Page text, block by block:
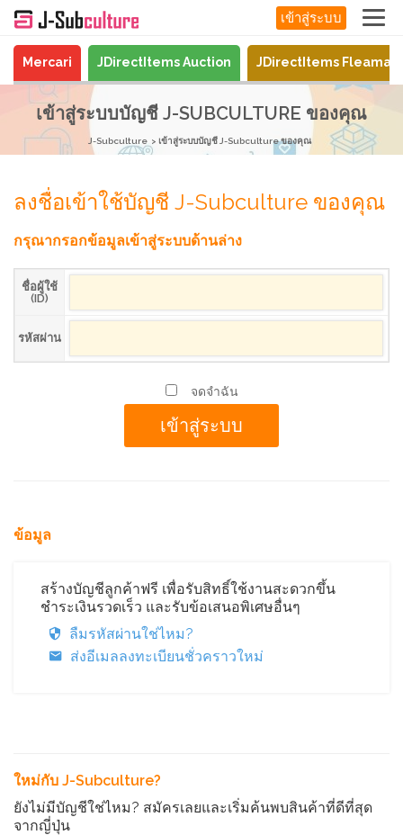
เข้าสู่ระบบ
Mercari JDirectItems Auction JDirectItems
เข้าสู่ระบบบัญชี J-SUBCULTURE ของคุณ
J-Subculture เข้าสู่ระบบบัญชี J-Subculture ของคุณ
ลงชื่อเข้าใช้บัญชี J-Subculture ของคุณ
กรุณากรอกข้อมูลเข้าสู่ระบบด้านล่าง
ชื่อผู้ใช้
(ID)
รหัสผ่าน
จดจำฉัน
ข้อมูล
สร้างบัญชีลูกค้าฟรี เพื่อรับสิทธิ์ใช้งานสะดวกขึ้น
ชำระเงินรวดเร็ว และรับข้อเสนอพิเศษอื่นๆ
ลืมรหัสผ่านใช่ไหม?
ส่งอีเมลลงทะเบียนชั่วคราวใหม่
ใหม่กับ J-Subculture?
ยังไม่มีบัญชีใช่ไหม? สมัครเลยและเริ่มค้นพบสินค้าที่ดีที่สุด
จากญี่ปุ่น